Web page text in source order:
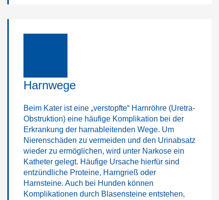
Harnwege
Beim Kater ist eine „verstopfte“ Harnröhre (Uretra-
Obstruktion) eine häufige Komplikation bei der
Erkrankung der harnableitenden Wege. Um
Nierenschäden zu vermeiden und den Urinabsatz
wieder zu ermöglichen, wird unter Narkose ein
Katheter gelegt. Häufige Ursache hierfür sind
entzündliche Proteine, Harngrieß oder
Harnsteine. Auch bei Hunden können
Komplikationen durch Blasensteine entstehen,